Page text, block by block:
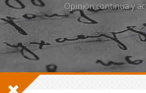
Opinión continua y